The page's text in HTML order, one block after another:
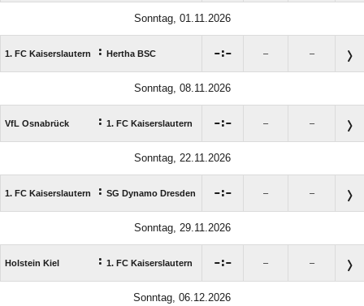
Sonntag, 01.11.2026
1. FC Kaiserslautern : Hertha BSC : – –
Sonntag, 08.11.2026
VfL Osnabrück : 1. FC Kaiserslautern : – –
Sonntag, 22.11.2026
1. FC Kaiserslautern : SG Dynamo Dresden : – –
Sonntag, 29.11.2026
Holstein Kiel : 1. FC Kaiserslautern : – –
Sonntag, 06.12.2026